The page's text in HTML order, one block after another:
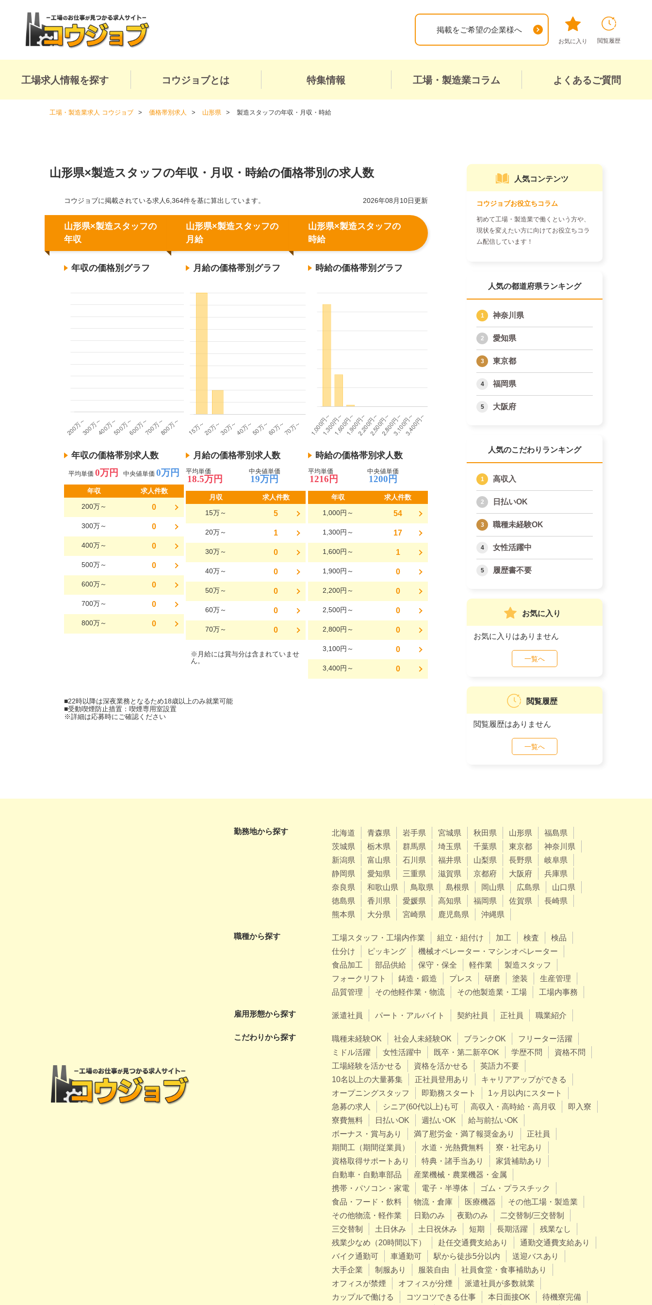
掲載をご希望の企業様へ
お気に入り 閲覧履歴
工場求人情報を探す コウジョブとは 特集情報 工場・製造業コラム よくあるご質問
工場・製造業求人 コウジョブ 価格帯別求人 山形県 製造スタッフの年収・月収・時給
山形県×製造スタッフの年収・月収・時給の価格帯別の求人数
2026年08月10日更新
コウジョブに掲載されている求人6,364件を基に算出しています。
山形県×製造スタッフの
年収
年収の価格別グラフ
年収の価格帯別求人数
平均単価 0万円 中央値単価 0万円
年収
求人件数
200万～
0
300万～ 0
400万～ 0
500万～ 0
600万～ 0
700万～ 0
800万～ 0
山形県×製造スタッフの
月給
月給の価格帯別グラフ
月給の価格帯別求人数
平均単価
18.5万円
中央値単価
19万円
月収
求人件数
15万～
5
20万～ 1
30万～ 0
40万～ 0
50万～ 0
60万～ 0
70万～ 0
※月給には賞与分は含まれていませ
ん。
山形県×製造スタッフの
時給
時給の価格帯別グラフ
時給の価格帯別求人数
平均単価
1216円
中央値単価
1200円
年収
求人件数
1,000円～
54
1,300円～ 17
1,600円～ 1
1,900円～ 0
2,200円～ 0
2,500円～ 0
2,800円～ 0
3,100円～ 0
3,400円～ 0
人気コンテンツ
コウジョブお役立ちコラム
初めて工場・製造業で働くという方や、
現状を変えたい方に向けてお役立ちコラ
ム配信しています！
人気の都道府県ランキング
神奈川県
愛知県
東京都
福岡県
大阪府
人気のこだわりランキング
高収入
日払いOK
職種未経験OK
女性活躍中
履歴書不要
お気に入り
お気に入りはありません
一覧へ
閲覧履歴
閲覧履歴はありません
一覧へ
勤務地から探す 北海道 青森県 岩手県 宮城県 秋田県 山形県
福島県
茨城県
栃木県 群馬県 埼玉県 千葉県 東京都
神奈川県
新潟県
富山県 石川県 福井県 山梨県 長野県
岐阜県
静岡県
愛知県 三重県 滋賀県 京都府 大阪府
兵庫県
奈良県
和歌山県 鳥取県 島根県 岡山県 広島県
山口県
徳島県
香川県 愛媛県 高知県 福岡県 佐賀県
長崎県
熊本県
大分県 宮崎県 鹿児島県 沖縄県
職種から探す 工場スタッフ・工場内作業 組立・組付け 加工 検査
検品
仕分け
ピッキング
機械オペレーター・マシンオペレーター
食品加工
部品供給 保守・保全 軽作業
製造スタッフ
フォークリフト
鋳造・鍛造 プレス 研磨 塗装
生産管理
品質管理
その他軽作業・物流 その他製造業・工場 工場内事務
雇用形態から探す 派遣社員 パート・アルバイト 契約社員 正社員 職業紹介
こだわりから探す 職種未経験OK 社会人未経験OK ブランクOK
フリーター活躍
ミドル活躍
女性活躍中 既卒・第二新卒OK 学歴不問
資格不問
工場経験を活かせる
資格を活かせる
英語力不要
10名以上の大量募集
正社員登用あり
キャリアアップができる
オープニングスタッフ
即勤務スタート
1ヶ月以内にスタート
急募の求人
シニア(60代以上)も可 高収入・高時給・高月収
即入寮
寮費無料
日払いOK 週払いOK
給与前払いOK
ボーナス・賞与あり
満了慰労金・満了報奨金あり
正社員
期間工（期間従業員）
水道・光熱費無料
寮・社宅あり
資格取得サポートあり
特典・諸手当あり
家賃補助あり
自動車・自動車部品
産業機械・農業機器・金属
携帯・パソコン・家電
電子・半導体
ゴム・プラスチック
食品・フード・飲料
物流・倉庫 医療機器
その他工場・製造業
その他物流・軽作業
日勤のみ 夜勤のみ
二交替制/三交替制
三交替制
土日休み 土日祝休み 短期 長期活躍
残業なし
残業少なめ（20時間以下）
赴任交通費支給あり
通勤交通費支給あり
バイク通勤可
車通勤可 駅から徒歩5分以内
送迎バスあり
大手企業
制服あり 服装自由
社員食堂・食事補助あり
オフィスが禁煙
オフィスが分煙
派遣社員が多数就業
カップルで働ける
コツコツできる仕事 本日面接OK 待機寮完備